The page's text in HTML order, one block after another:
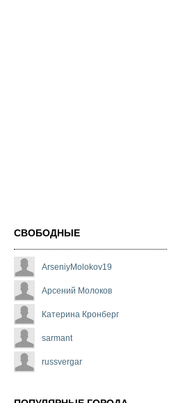
СВОБОДНЫЕ
ArseniyMolokov19
Арсений Молоков
Катерина Кронберг
sarmant
russvergar